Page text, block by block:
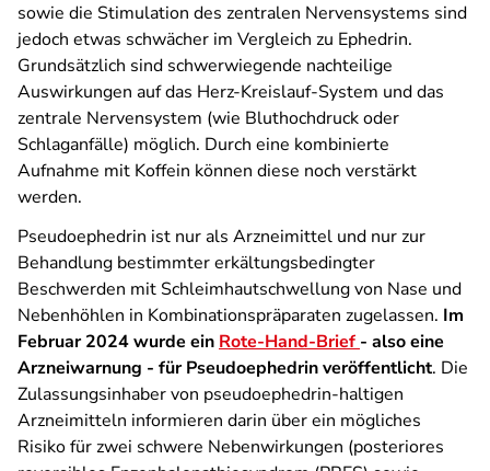
sowie die Stimulation des zentralen Nervensystems sind
jedoch etwas schwächer im Vergleich zu Ephedrin.
Grundsätzlich sind schwerwiegende nachteilige
Auswirkungen auf das Herz-Kreislauf-System und das
zentrale Nervensystem (wie Bluthochdruck oder
Schlaganfälle) möglich. Durch eine kombinierte
Aufnahme mit Koffein können diese noch verstärkt
werden.
Pseudoephedrin ist nur als Arzneimittel und nur zur
Behandlung bestimmter erkältungsbedingter
Beschwerden mit Schleimhautschwellung von Nase und
Nebenhöhlen in Kombinationspräparaten zugelassen. Im
Februar 2024 wurde ein Rote-Hand-Brief - also eine
Arzneiwarnung - für Pseudoephedrin veröffentlicht. Die
Zulassungsinhaber von pseudoephedrin-haltigen
Arzneimitteln informieren darin über ein mögliches
Risiko für zwei schwere Nebenwirkungen (posteriores